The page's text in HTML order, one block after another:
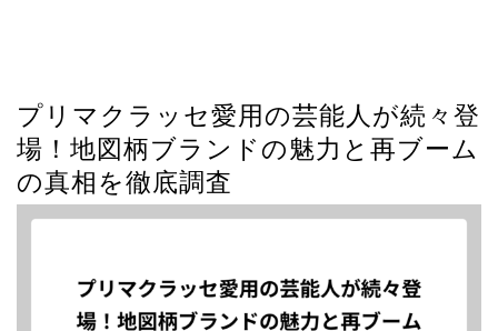
プリマクラッセ愛用の芸能人が続々登
場！地図柄ブランドの魅力と再ブーム
の真相を徹底調査